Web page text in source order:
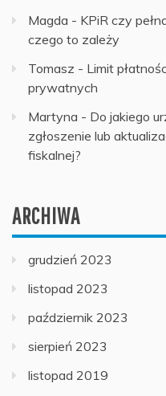
Magda - KPiR czy
czego to zależy
Tomasz - Limit
prywatnych
Martyna - Do jakiego
zgłoszenie lub
fiskalnej?
ARCHIWA
grudzień 2023
listopad 2023
październik 2023
sierpień 2023
listopad 2019